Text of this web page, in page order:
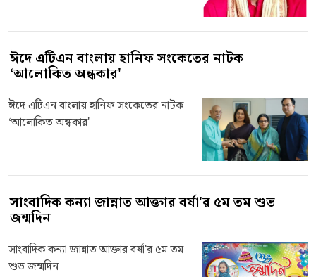
ঈদে এটিএন বাংলায় হানিফ সংকেতের নাটক
‘আলোকিত অন্ধকার'
ঈদে এটিএন বাংলায় হানিফ সংকেতের নাটক
‘আলোকিত অন্ধকার'
সাংবাদিক কন্যা জান্নাত আক্তার বর্ষা'র ৫ম তম শুভ
জন্মদিন
সাংবাদিক কন্যা জান্নাত আক্তার বর্ষা'র ৫ম তম
শুভ জন্মদিন